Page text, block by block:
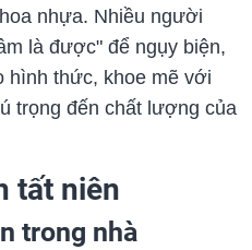
nhựa. Nhiều người
là được" để ngụy biện,
hình thức, khoe mẽ với
trọng đến chất lượng của
tất niên
trong nhà